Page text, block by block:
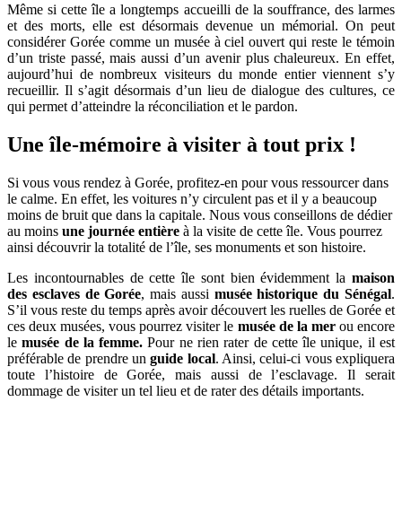
Même si cette île a longtemps accueilli de la souffrance, des larmes
et des morts, elle est désormais devenue un mémorial. On peut
considérer Gorée comme un musée à ciel ouvert qui reste le témoin
d’un triste passé, mais aussi d’un avenir plus chaleureux. En effet,
aujourd’hui de nombreux visiteurs du monde entier viennent s’y
recueillir. Il s’agit désormais d’un lieu de dialogue des cultures, ce
qui permet d’atteindre la réconciliation et le pardon.
Une île-mémoire à visiter à tout prix !
Si vous vous rendez à Gorée, profitez-en pour vous ressourcer dans
le calme. En effet, les voitures n’y circulent pas et il y a beaucoup
moins de bruit que dans la capitale. Nous vous conseillons de dédier
au moins une journée entière à la visite de cette île. Vous pourrez
ainsi découvrir la totalité de l’île, ses monuments et son histoire.
Les incontournables de cette île sont bien évidemment la maison
des esclaves de Gorée, mais aussi musée historique du Sénégal.
S’il vous reste du temps après avoir découvert les ruelles de Gorée et
ces deux musées, vous pourrez visiter le musée de la merou encore
le musée de la femme.Pour ne rien rater de cette île unique, il est
préférable de prendre unguide local. Ainsi, celui-ci vous expliquera
toute l’histoire de Gorée, mais aussi de l’esclavage. Il serait
dommage de visiter un tel lieu et de rater des détails importants.